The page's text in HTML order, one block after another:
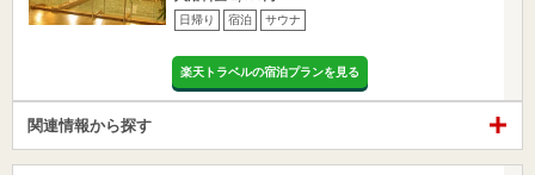
日帰り 宿泊 サウナ
楽天トラベルの宿泊プランを見る
関連情報から探す